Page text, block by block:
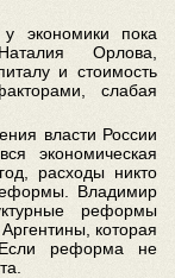
экономики пока
Орлова,
и стоимость
слабая
власти России
экономическая
расходы никто
Владимир
реформы
которая
реформа не